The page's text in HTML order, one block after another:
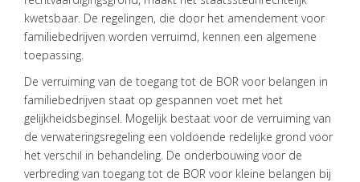
kwetsbaar. De regelingen, die door het amendement voor
familiebedrijven worden verruimd, kennen een algemene
toepassing.
De verruiming van de toegang tot de BOR voor belangen in
familiebedrijven staat op gespannen voet met het
gelijkheidsbeginsel. Mogelijk bestaat voor de verruiming van
de verwateringsregeling een voldoende redelijke grond voor
het verschil in behandeling. De onderbouwing voor de
verbreding van toegang tot de BOR voor kleine belangen bij